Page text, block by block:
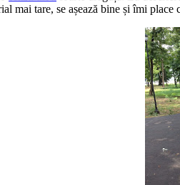
mai tare, se așează bine și îmi place